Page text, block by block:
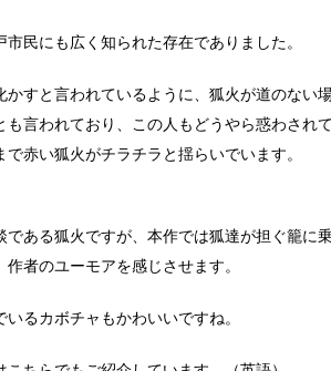
市民にも広く知られた存在でありました。
かすと言われているように、狐火が道のない
も言われており、この人もどうやら惑わされ
で赤い狐火がチラチラと揺らいでいます。
である狐火ですが、本作では狐達が担ぐ籠に
作者のユーモアを感じさせます。
いるカボチャもかわいいですね。